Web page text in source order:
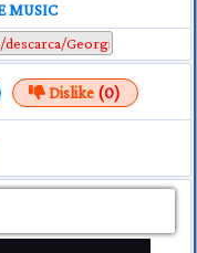
MUSIC
Dislike (0)